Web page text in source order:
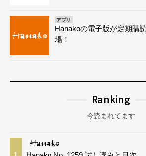
アプリ
Hanakoの電子版が定期購
場！
Ranking
今読まれてます